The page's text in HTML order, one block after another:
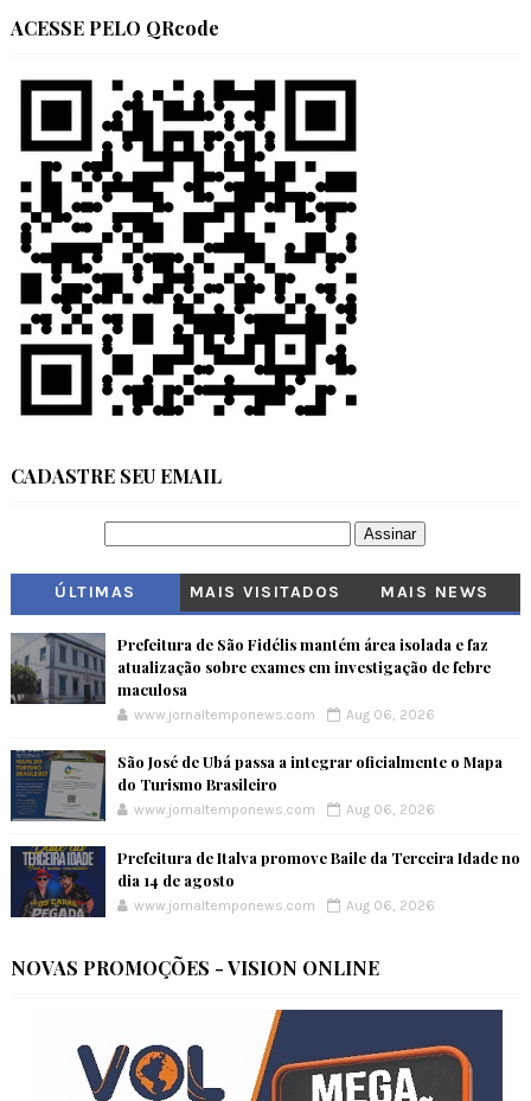
ACESSE PELO QRcode
CADASTRE SEU EMAIL
ÚLTIMAS MAIS VISITADOS MAIS NEWS
Prefeitura de São Fidélis mantém área isolada e faz
atualização sobre exames em investigação de febre
maculosa
www.jornaltemponews.com Aug 06, 2026
São José de Ubá passa a integrar oficialmente o Mapa
do Turismo Brasileiro
www.jornaltemponews.com Aug 06, 2026
Prefeitura de Italva promove Baile da Terceira Idade no
dia 14 de agosto
www.jornaltemponews.com Aug 06, 2026
NOVAS PROMOÇÕES - VISION ONLINE